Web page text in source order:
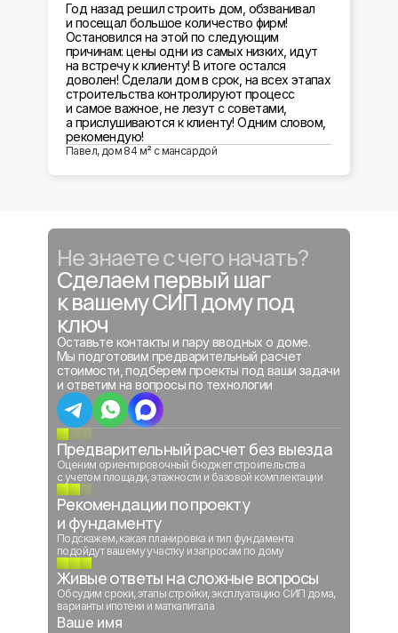
Год назад решил строить дом, обзванивал
и посещал большое количество фирм!
Остановился на этой по следующим
причинам: цены одни из самых низких, идут
на встречу к клиенту! В итоге остался
доволен! Сделали дом в срок, на всех этапах
строительства контролируют процесс
и самое важное, не лезут с советами,
а прислушиваются к клиенту! Одним словом,
рекомендую!
Павел, дом 84 м² с мансардой
Не знаете с чего начать?
Сделаем первый шаг
к вашему СИП дому под
ключ
Оставьте контакты и пару вводных о доме.
Мы подготовим предварительный расчет
стоимости, подберем проекты под ваши задачи
и ответим на вопросы по технологии
Предварительный расчет без выезда
Оценим ориентировочный бюджет строительства
с учетом площади, этажности и базовой комплектации
Рекомендации по проекту
и фундаменту
Подскажем, какая планировка и тип фундамента
подойдут вашему участку и запросам по дому
Живые ответы на сложные вопросы
Обсудим сроки, этапы стройки, эксплуатацию СИП дома,
варианты ипотеки и маткапитала
Ваше имя